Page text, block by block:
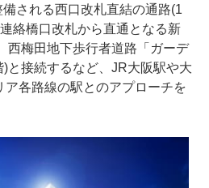
される西口改札直結の通路(1
絡橋口改札から直通となる新
西梅田地下歩行者道路「ガーデ
と接続するなど、JR大阪駅や大
ア各路線の駅とのアプローチを